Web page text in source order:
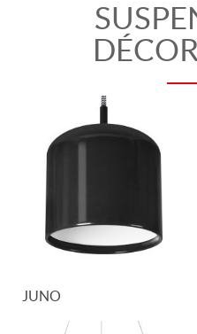
JUNO